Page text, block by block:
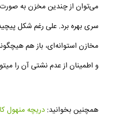
می‌توان از چندین مخزن به صورت
سری بهره برد. علی رغم شکل
مخازن استوانه‌ای، باز هم
و اطمینان از عدم نشتی آن را
همچنین بخوانید: دریچه منهول